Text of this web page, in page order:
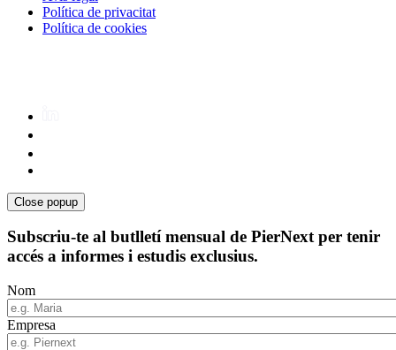
Política de privacitat
Política de cookies
Close popup
Subscriu-te al butlletí mensual de PierNext per tenir
accés a informes i estudis exclusius.
Nom
Empresa